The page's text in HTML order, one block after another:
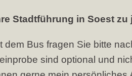
Stadtführung in Soest zu
Bus fragen Sie bitte
sind optional und